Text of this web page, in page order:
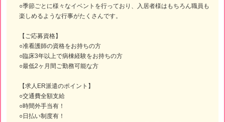
○季節ごとに様々なイベントを行っており、入居者様はもちろん職員も
楽しめるような行事がたくさんです。
【ご応募資格】
○准看護師の資格をお持ちの方
○臨床3年以上で病棟経験をお持ちの方
○最低2ヶ月間ご勤務可能な方
【求人ER派遣のポイント】
○交通費全額支給
○時間外手当有！
○日払い制度有！